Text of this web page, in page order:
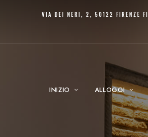
VIA DEI NERI, 2, 50122 FIRENZE FI
INIZIO ALLOGGI